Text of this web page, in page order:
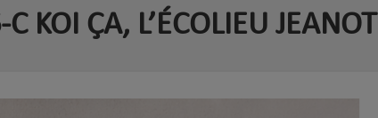
KOI ÇA, L’ÉCOLIEU JEANOT